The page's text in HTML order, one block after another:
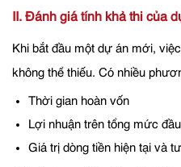
II. Đánh giá tính khả thi của
Khi bắt đầu một dự án mới,
không thể thiếu. Có nhiều
Thời gian hoàn vốn
Lợi nhuận trên tổng mức
Giá trị dòng tiền hiện tại và